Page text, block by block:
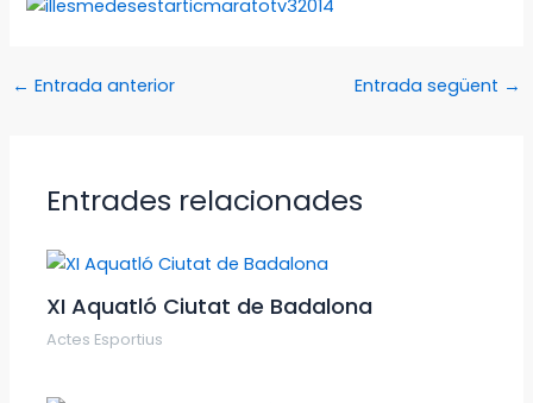
← Entrada anterior Entrada següent →
Entrades relacionades
XI Aquatló Ciutat de Badalona
Actes Esportius